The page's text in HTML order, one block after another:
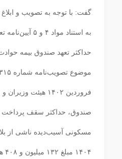
به استناد مواد ۴
حداکثر تعهد صندوق بیمه
فروردین ۱۴۰۲ هیئت
صندوق، حداکثر سقف پرداخت
مسکونی آسیب‌دیده ناشی از